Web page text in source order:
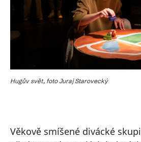
Hugův svět, foto Juraj Starovecký
Věkově smíšené divácké